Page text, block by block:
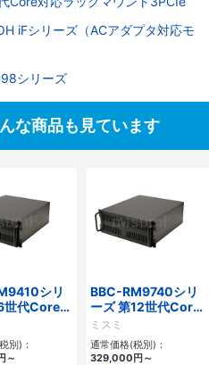
iFシリーズ（ACアダプタ対応モ
シリーズ
な商品も見ています
シリ
世代Core対
マウント
・3PCIe
別)：
～
BBC-RM9740シリ
ーズ 第12世代Core
対応ラックマウント
FAPC4PCI・3PCIe
ミスミ
通常価格(税別)：
329,000円～